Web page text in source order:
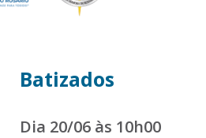
Batizados
Dia 20/06 às 10h00